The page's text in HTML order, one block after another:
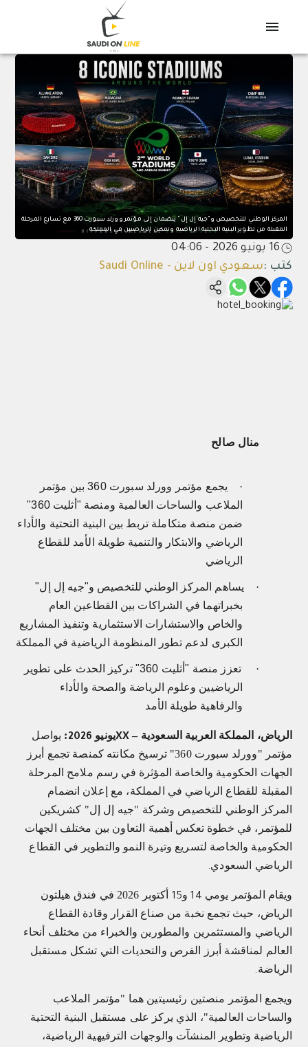
المركز الوطني للتخصيص و"جيه إل إل" ينضمان إلى مؤتمر وورلد سبورت 360 مع تسارع المرحلة
المقبلة من تطوير البنية التحتية الرياضية وتمكين الرياضيين في المملكة
16 يونيو 2026 - 04:06
كتب :سعودي اون لاين - Saudi Online
منال صالح
·
يجمع مؤتمر وورلد سبورت 360 بين مؤتمر
الملاعب والساحات العالمية ومنصة "أثليت 360"
ضمن منصة متكاملة تربط بين البنية التحتية والأداء
الرياضي والابتكار والتنمية طويلة الأمد للقطاع
الرياضي
·
يساهم المركز الوطني للتخصيص و"جيه إل إل"
بخبراتهما في الشراكات بين القطاعين العام
والخاص والاستشارات الاستثمارية وتنفيذ المشاريع
الكبرى لدعم تطور المنظومة الرياضية في المملكة
·
تعزز منصة "أثليت 360" تركيز الحدث على تطوير
الرياضيين وعلوم الرياضة والصحة والأداء
والرفاهية طويلة الأمد
الرياض، المملكة العربية السعودية –XXيونيو 2026
: يواصل
مؤتمر "وورلد سبورت 360" ترسيخ مكانته كمنصة تجمع أبرز
الجهات الحكومية والخاصة المؤثرة في رسم ملامح المرحلة
المقبلة للقطاع الرياضي في المملكة، مع إعلان انضمام
المركز الوطني للتخصيص وشركة "جيه إل إل" كشريكين
للمؤتمر، في خطوة تعكس أهمية التعاون بين مختلف الجهات
الحكومية والخاصة لتسريع وتيرة النمو والتطوير في القطاع
الرياضي السعودي.
ويقام المؤتمر يومي 14و15
أكتوبر 2026 في فندق هيلتون
الرياض، حيث تجمع نخبة من صناع القرار وقادة القطاع
الرياضي والمستثمرين والمطورين والخبراء من مختلف أنحاء
العالم لمناقشة أبرز الفرص والتحديات التي تشكل مستقبل
الرياضة.
ويجمع المؤتمر منصتين رئيسيتين هما "مؤتمر الملاعب
والساحات العالمية"، الذي يركز على مستقبل البنية التحتية
الرياضية وتطوير المنشآت والوجهات الترفيهية الرياضية،